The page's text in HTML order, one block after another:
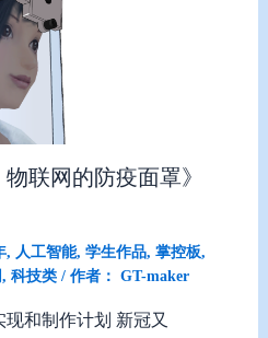
联网的防疫面罩》
, 人工智能, 学生作品, 掌控板,
, 科技类/ 作者： GT-maker
和制作计划 新冠又